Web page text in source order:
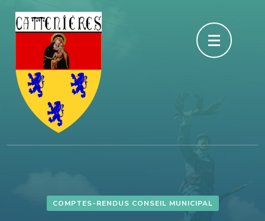
Aller
(Pressez
Entrée)
COMPTES-RENDUS CONSEIL MUNICIPAL